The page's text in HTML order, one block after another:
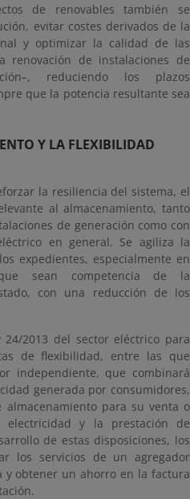
de renovables también se
evitar costes derivados de la
y optimizar la calidad de las
renovación de instalaciones de
reduciendo los plazos
que la potencia resultante sea
Y LA FLEXIBILIDAD
la resiliencia del sistema, el
al almacenamiento, tanto
de generación como con
en general. Se agiliza la
expedientes, especialmente en
sean competencia de la
con una reducción de los
2013 del sector eléctrico para
de flexibilidad, entre las que
independiente, que combinará
generada por consumidores,
para su venta o
y la prestación de
de estas disposiciones, los
los servicios de un agregador
y obtener un ahorro en la factura